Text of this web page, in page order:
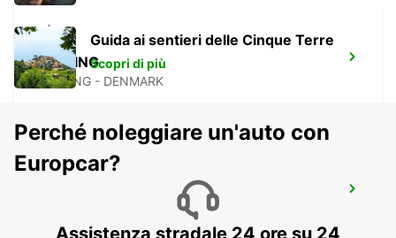
KOLDING
KOLDING - DENMARK
Guida ai sentieri delle Cinque Terre
Scopri di più
Perché noleggiare un'auto con
Europcar?